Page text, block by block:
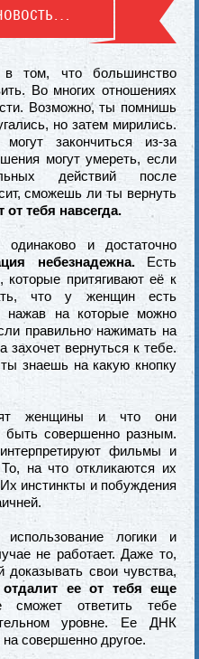
в том, что большинство
Во многих отношениях
Возможно, ты помнишь
но затем мирились.
закончиться из-за
могут умереть, если
действий после
сможешь ли ты вернуть
от тебя навсегда.
и достаточно
небезнадежна.Есть
которые притягивают её к
что у женщин есть
нажав на которые можно
правильно нажимать на
вернуться к тебе.
знаешь на какую кнопку
женщины и что они
быть совершенно разным.
фильмы и
на что откликаются их
инстинкты и побуждения
логики и
не работает. Даже то,
свои чувства,
ее от тебя еще
ответить тебе
уровне. Ее ДНК
совершенно другое.